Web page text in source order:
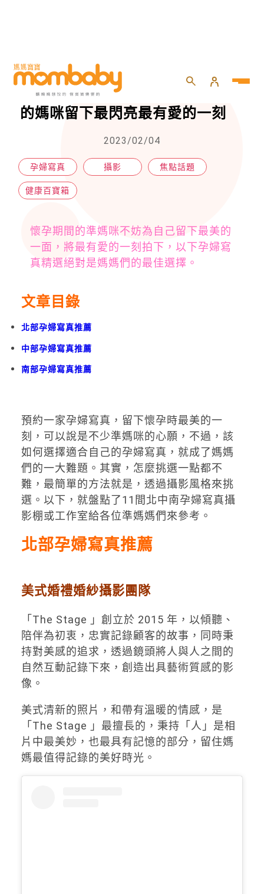
HOME 親子 健康百寶箱
北中南絕美孕婦寫真推薦！幫懷孕
的媽咪留下最閃亮最有愛的一刻
2023/02/04
孕婦寫真 攝影 焦點話題
健康百寶箱
懷孕期間的準媽咪不妨為自己留下最美的
一面，將最有愛的一刻拍下，以下孕婦寫
真精選絕對是媽媽們的最佳選擇。
文章目錄
北部孕婦寫真推薦
中部孕婦寫真推薦
南部孕婦寫真推薦
預約一家孕婦寫真，留下懷孕時最美的一
刻，可以說是不少準媽咪的心願，不過，該
如何選擇適合自己的孕婦寫真，就成了媽媽
們的一大難題。其實，怎麼挑選一點都不
難，最簡單的方法就是，透過攝影風格來挑
選。以下，就盤點了11間北中南孕婦寫真攝
影棚或工作室給各位準媽媽們來參考。
北部孕婦寫真推薦
美式婚禮婚紗攝影團隊
「The Stage 」創立於 2015 年，以傾聽、
陪伴為初衷，忠實記錄顧客的故事，同時秉
持對美感的追求，透過鏡頭將人與人之間的
自然互動記錄下來，創造出具藝術質感的影
像。
美式清新的照片，和帶有溫暖的情感，是
「The Stage 」最擅長的，秉持「人」是相
片中最美妙，也最具有記憶的部分，留住媽
媽最值得記錄的美好時光。